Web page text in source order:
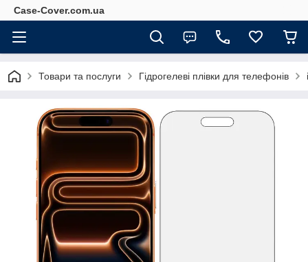
Case-Cover.com.ua
Товари та послуги Гідрогелеві плівки для телефонів